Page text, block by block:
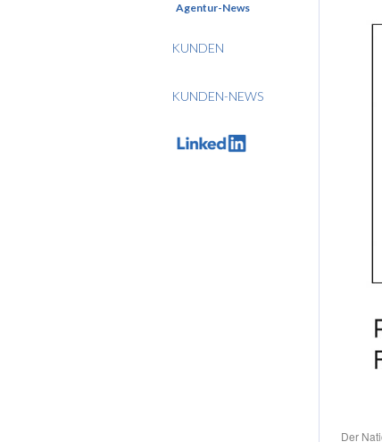
Agentur-News
KUNDEN
KUNDEN-NEWS
Der